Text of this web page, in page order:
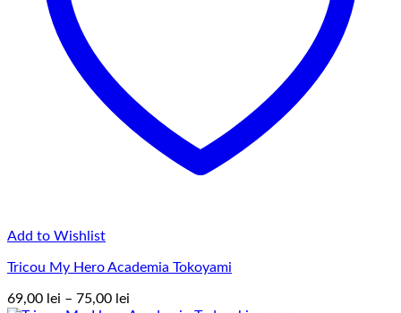
Add to Wishlist
Tricou My Hero Academia Tokoyami
69,00 lei – 75,00 lei